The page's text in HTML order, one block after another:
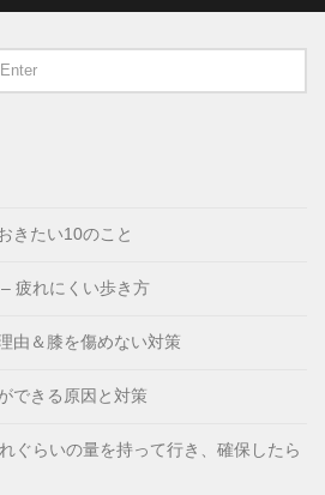
きたい10のこと
疲れにくい歩き方
由＆膝を傷めない対策
できる原因と対策
ぐらいの量を持って行き、確保したら